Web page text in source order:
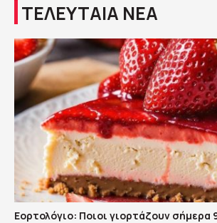
ΤΕΛΕΥΤΑΙΑ ΝΕΑ
Εορτολόγιο: Ποιοι γιορτάζουν σήμερα